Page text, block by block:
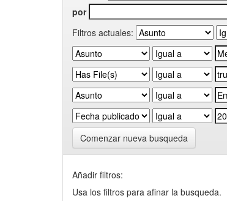
por
Filtros actuales:
Comenzar nueva busqueda
Añadir filtros:
Usa los filtros para afinar la busqueda.